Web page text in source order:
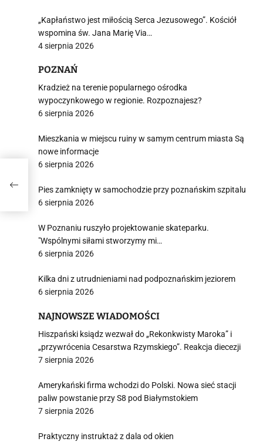
„Kapłaństwo jest miłością Serca Jezusowego”. Kościół
wspomina św. Jana Marię Via…
4 sierpnia 2026
POZNAŃ
Kradzież na terenie popularnego ośrodka
wypoczynkowego w regionie. Rozpoznajesz?
6 sierpnia 2026
Mieszkania w miejscu ruiny w samym centrum miasta Są
nowe informacje
6 sierpnia 2026
Pies zamknięty w samochodzie przy poznańskim szpitalu
6 sierpnia 2026
W Poznaniu ruszyło projektowanie skateparku.
"Wspólnymi siłami stworzymy mi…
6 sierpnia 2026
Kilka dni z utrudnieniami nad podpoznańskim jeziorem
6 sierpnia 2026
NAJNOWSZE WIADOMOŚCI
Hiszpański ksiądz wezwał do „Rekonkwisty Maroka” i
„przywrócenia Cesarstwa Rzymskiego”. Reakcja diecezji
7 sierpnia 2026
Amerykański firma wchodzi do Polski. Nowa sieć stacji
paliw powstanie przy S8 pod Białymstokiem
7 sierpnia 2026
Praktyczny instruktaż z dala od okien